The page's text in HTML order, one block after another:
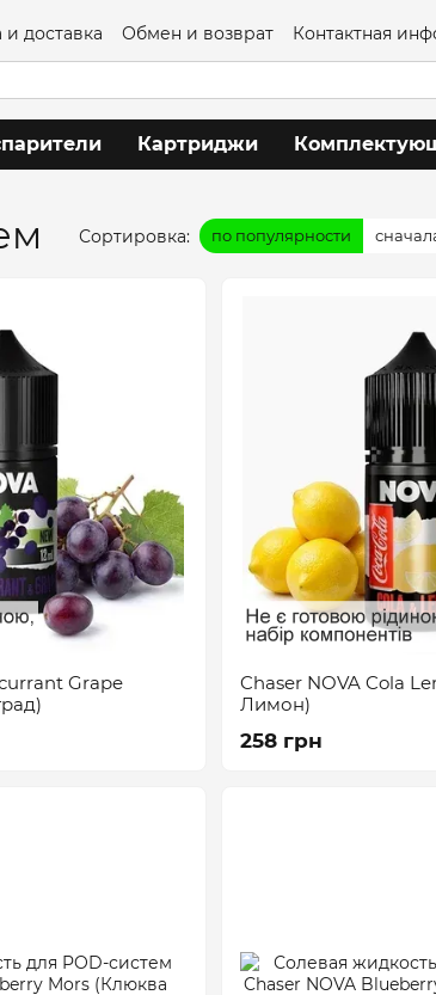
и доставка Обмен и возврат
Контактная
Картриджи
Сортировка: по популярности
Grape
Chaser NOVA Cola
Лимон)
258 грн